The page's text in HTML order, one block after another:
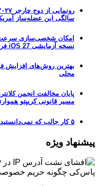
سالگی این عضله‌ساز
امکان شخصی‌سازی سرعت
نسخه آزمایشی iOS 27 فراهم شد
بهترین روش‌های
محلی
مسیر قانونی کریپتو
۵ کار جالب که نمی‌دانستید روتر وای فای شما می‌تواند انجام دهد
پیشنهاد ویژه